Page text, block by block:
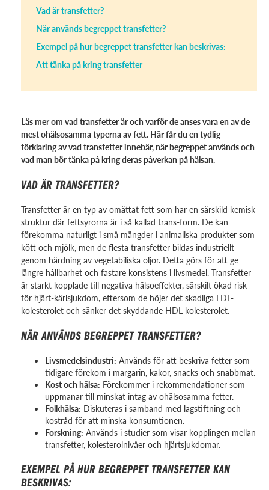
Vad är transfetter?
När används begreppet transfetter?
Exempel på hur begreppet transfetter kan beskrivas:
Att tänka på kring transfetter
Läs mer om vad transfetter är och varför de anses vara en av de
mest ohälsosamma typerna av fett. Här får du en tydlig
förklaring av vad transfetter innebär, när begreppet används och
vad man bör tänka på kring deras påverkan på hälsan.
VAD ÄR TRANSFETTER?
Transfetter är en typ av omättat fett som har en särskild kemisk
struktur där fettsyrorna är i så kallad trans-form. De kan
förekomma naturligt i små mängder i animaliska produkter som
kött och mjölk, men de flesta transfetter bildas industriellt
genom härdning av vegetabiliska oljor. Detta görs för att ge
längre hållbarhet och fastare konsistens i livsmedel. Transfetter
är starkt kopplade till negativa hälsoeffekter, särskilt ökad risk
för hjärt-kärlsjukdom, eftersom de höjer det skadliga LDL-
kolesterolet och sänker det skyddande HDL-kolesterolet.
NÄR ANVÄNDS BEGREPPET TRANSFETTER?
Livsmedelsindustri: Används för att beskriva fetter som
tidigare förekom i margarin, kakor, snacks och snabbmat.
Kost och hälsa: Förekommer i rekommendationer som
uppmanar till minskat intag av ohälsosamma fetter.
Folkhälsa: Diskuteras i samband med lagstiftning och
kostråd för att minska konsumtionen.
Forskning: Används i studier som visar kopplingen mellan
transfetter, kolesterolnivåer och hjärtsjukdomar.
EXEMPEL PÅ HUR BEGREPPET TRANSFETTER KAN
BESKRIVAS: